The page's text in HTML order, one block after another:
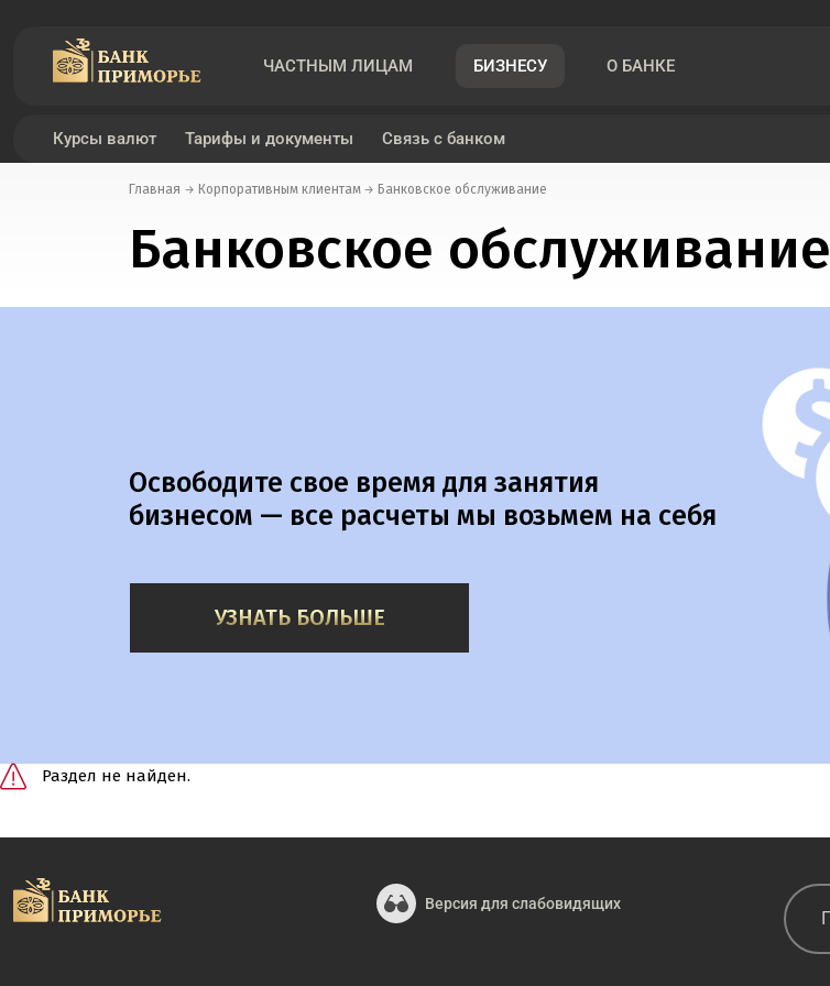
ЧАСТНЫМ ЛИЦАМ БИЗНЕСУ О БАНКЕ
Курсы валют Тарифы и документы Связь с банком
Главная Корпоративным клиентам Банковское обслуживание
Банковское обслуживание
Освободите свое время для занятия
бизнесом — все расчеты мы возьмем на себя
УЗНАТЬ БОЛЬШЕ
Раздел не найден.
Версия для слабовидящих